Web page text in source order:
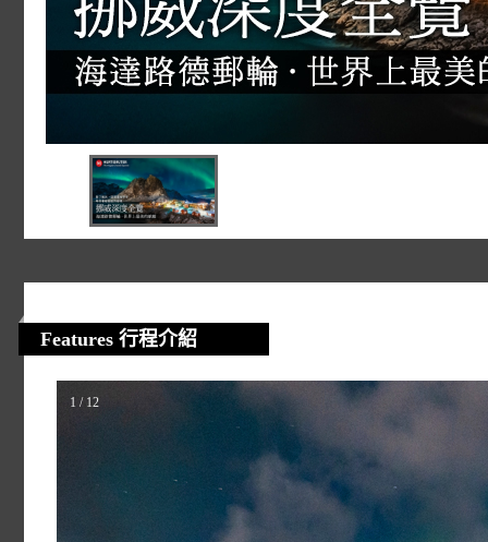
Features 行程介紹
1 / 12